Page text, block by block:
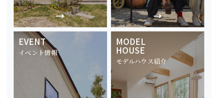
EVENT
イベント情報
MODEL
HOUSE
モデルハウス紹介